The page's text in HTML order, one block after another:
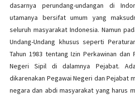
dasarnya perundang-undangan di
utamanya bersifat umum yang
seluruh masyarakat Indonesia. Namun
Undang-Undang khusus seperti
Tahun 1983 tentang Izin Perkawinan dan
Negeri Sipil di dalamnya Pejabat.
dikarenakan Pegawai Negeri dan Pejabat
negara dan abdi masyarakat yang harus